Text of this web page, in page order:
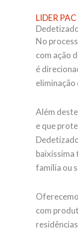
LIDER
No
com ação
é
eliminação
Além
e que
baixíssima
família ou
com